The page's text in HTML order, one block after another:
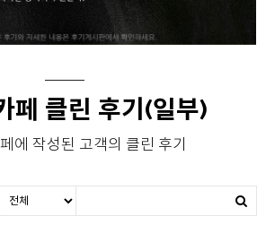
페 클린 후기(일부)
에 작성된 고객의 클린 후기